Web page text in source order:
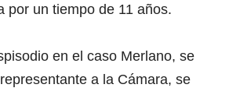
por un tiempo de 11 años.
en el caso Merlano, se
a la Cámara, se